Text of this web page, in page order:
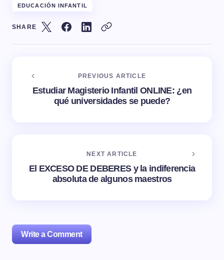
EDUCACIÓN INFANTIL
SHARE
PREVIOUS ARTICLE
Estudiar Magisterio Infantil ONLINE: ¿en
qué universidades se puede?
NEXT ARTICLE
El EXCESO DE DEBERES y la indiferencia
absoluta de algunos maestros
Write a Comment